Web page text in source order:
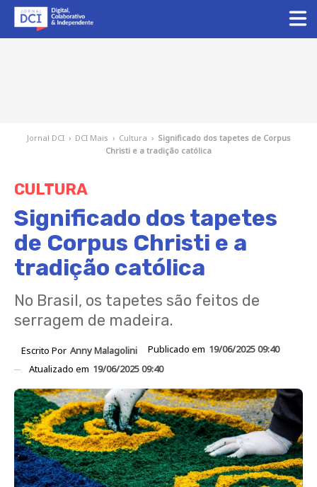
Jornal DCI › DCI Mais › Cultura › Significado dos tapetes de Corpus
Christi e a tradição católica
CULTURA
Significado dos tapetes
de Corpus Christi e a
tradição católica
No Brasil, os tapetes são feitos de
serragem de madeira.
Escrito Por Anny Malagolini Publicado em 19/06/2025 09:40
Atualizado em 19/06/2025 09:40